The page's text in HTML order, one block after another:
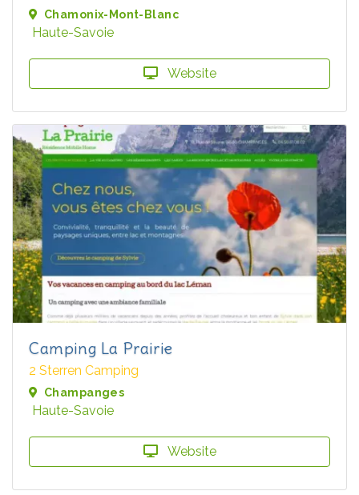
Chamonix-Mont-Blanc
Haute-Savoie
Website
Camping La Prairie
2 Sterren Camping
Champanges
Haute-Savoie
Website